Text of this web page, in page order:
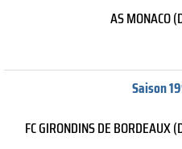
AS MONACO
Saison
FC GIRONDINS DE BORDEAUX